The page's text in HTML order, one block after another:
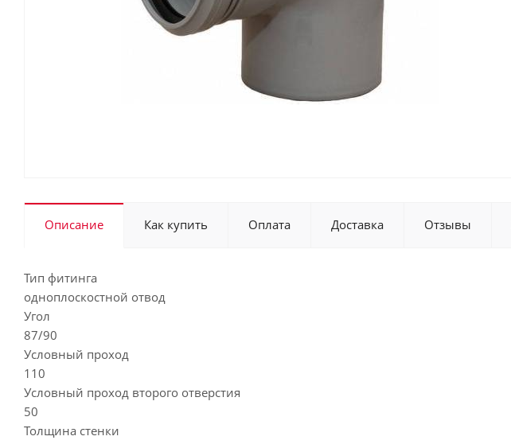
Описание Как купить Оплата Доставка Отзывы
Тип фитинга
одноплоскостной отвод
Угол
87/90
Условный проход
110
Условный проход второго отверстия
50
Толщина стенки